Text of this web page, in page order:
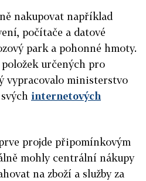
nakupovat například
počítače a datové
park a pohonné hmoty.
položek určených pro
vypracovalo ministerstvo
internetových
projde připomínkovým
mohly centrální nákupy
na zboží a služby za